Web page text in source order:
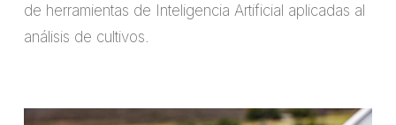
de herramientas de Inteligencia Artificial aplicadas al
análisis de cultivos.